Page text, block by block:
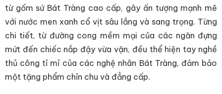
từ gốm sứ Bát Tràng cao cấp, gây ấn tượng mạnh mẽ
với nước men xanh cổ vịt sâu lắng và sang trọng. Từng
chi tiết, từ đường cong mềm mại của các ngăn đựng
mứt đến chiếc nắp đậy vừa vặn, đều thể hiện tay nghề
thủ công tỉ mỉ của các nghệ nhân Bát Tràng, đảm bảo
một tặng phẩm chỉn chu và đẳng cấp.